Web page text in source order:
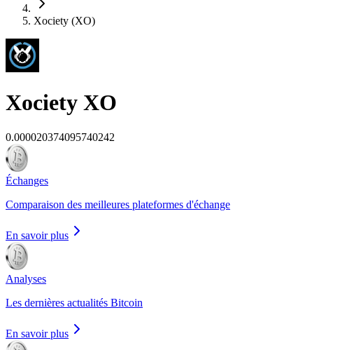
Xociety (XO)
Xociety XO
0.000020374095740242
Échanges
Comparaison des meilleures plateformes d'échange
En savoir plus
Analyses
Les dernières actualités Bitcoin
En savoir plus